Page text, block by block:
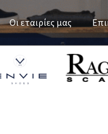
Οι εταιρίες μας